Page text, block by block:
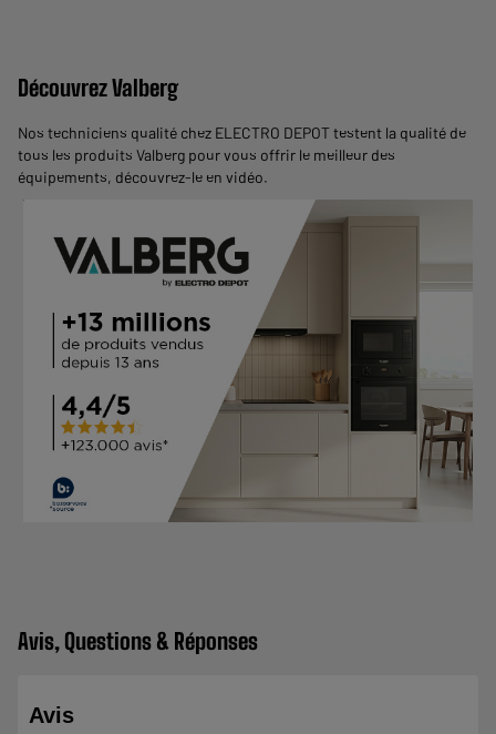
Découvrez Valberg
Nos techniciens qualité chez ELECTRO DEPOT testent la qualité de
tous les produits Valberg pour vous offrir le meilleur des
équipements, découvrez-le en vidéo.
Avis, Questions & Réponses